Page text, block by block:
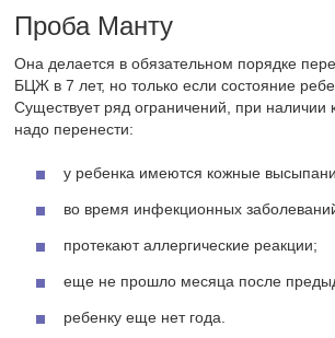
Проба Манту
Она делается в обязательном порядке
БЦЖ в 7 лет, но только если состояние
Существует ряд ограничений, при наличии
надо перенести:
у ребенка имеются кожные
во время инфекционных
протекают аллергические реакции;
еще не прошло месяца после
ребенку еще нет года.